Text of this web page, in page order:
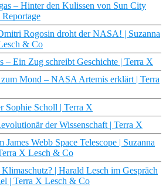
– Hinter den Kulissen von Sun City
Rogosin droht der NASA! | Suzanna
& Co
– Ein Zug schreibt Geschichte | Terra X
Mond – NASA Artemis erklärt | Terra
Sophie Scholl | Terra X
der Wissenschaft | Terra X
James Webb Space Telescope | Suzanna
X Lesch & Co
| Harald Lesch im Gespräch
| Terra X Lesch & Co